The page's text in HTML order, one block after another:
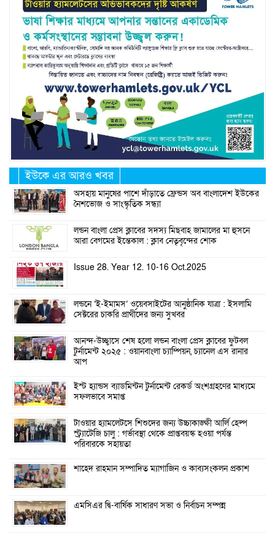
ইউকে এর আরও খবর
অসহায় মানুষের পাশে দাঁড়াতে ফ্রেন্ডস অব বাংলাদেশ ইউকের
নৈশভোজ ও সাংস্কৃতিক সন্ধ্যা
লন্ডন বাংলা প্রেস ক্লাবের সদস্য মিছবাহ জামালের মা হুসনে
আরা বেগমের ইন্তেকাল : ক্লাব নেতৃবৃন্দের শোক
Issue 28. Year 12. 10-16 Oct.2025
লন্ডনে ‘ই-ইমামস’ ওয়েবসাইটের আনুষ্ঠানিক যাত্রা : ইসলামি
সেক্টরের চাকরি প্রার্থীদের জন্য সুখবর
আনন্দ-উচ্ছ্বাসে শেষ হলো লন্ডন বাংলা প্রেস ক্লাবের ফুটবল
টুর্নামেন্ট ২০২৫ : ওয়ানবাংলা চ্যাম্পিয়ন, চ্যানেল এস রানার
আপ
ইস্ট হ্যান্ডস ব্যাডমিন্টন টুর্নামেন্ট রেকর্ড অংশগ্রহণের মাধ্যমে
সফলভাবে সমাপ্ত
টাওয়ার হ্যামলেটসে শিশুদের জন্য উচ্চাকাঙ্ক্ষী আর্লি হেল্প
স্ট্র্যাটেজি চালু : গর্ভাবস্থা থেকে প্রাপ্তবয়স্ক হওয়া পর্যন্ত
পরিবারকে সহায়তা
শাহেদ রাহমান সম্পাদিত ম্যাগাজিন ও কাব্যসংকলন প্রকাশ
এমসিএর দ্বি-বার্ষিক সাধারণ সভা ও নির্বাচন সম্পন্ন